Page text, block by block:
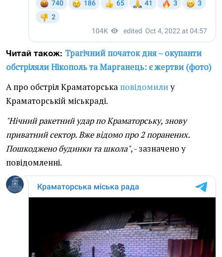
Читай також: Трагічний початок дня – окупанти
обстріляли Нікополь та Марганець: є жертви (фото)
А про обстріл Краматорська повідомилиу
Краматорській міськраді.
"Нічний ракетний удар по Краматорську, знову
приватний сектор. Вже відомо про 2 поранених.
Пошкоджено будинки та школа", - зазначено у
повідомленні.